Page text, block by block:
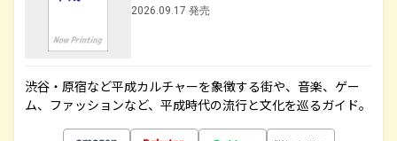
2026.09.17 発売
渋谷・原宿など平成カルチャーを象徴する街や、音楽、ゲー
ム、ファッションなど、平成時代の流行と文化を巡るガイド。